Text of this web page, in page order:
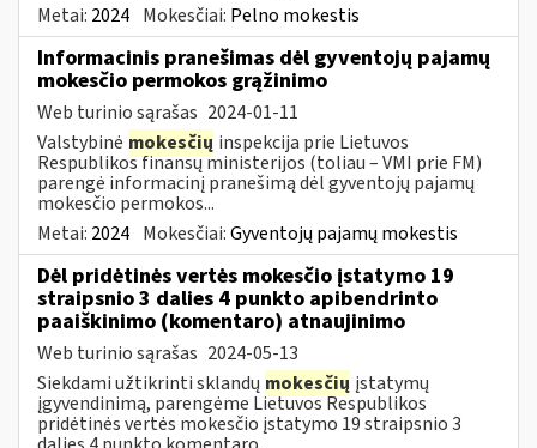
Metai: 2024 Mokesčiai: Pelno mokestis
Informacinis pranešimas dėl gyventojų pajamų
mokesčio permokos grąžinimo
Web turinio sąrašas 2024-01-11
Valstybinė mokesčių inspekcija prie Lietuvos
Respublikos finansų ministerijos (toliau – VMI prie FM)
parengė informacinį pranešimą dėl gyventojų pajamų
mokesčio permokos...
Metai: 2024 Mokesčiai:Gyventojų pajamų mokestis
Dėl pridėtinės vertės mokesčio įstatymo 19
straipsnio 3 dalies 4 punkto apibendrinto
paaiškinimo (komentaro) atnaujinimo
Web turinio sąrašas 2024-05-13
Siekdami užtikrinti sklandų mokesčių įstatymų
įgyvendinimą, parengėme Lietuvos Respublikos
pridėtinės vertės mokesčio įstatymo 19 straipsnio 3